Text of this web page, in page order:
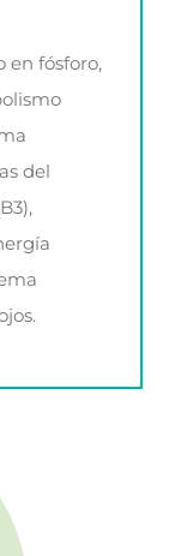
en fósforo,
del